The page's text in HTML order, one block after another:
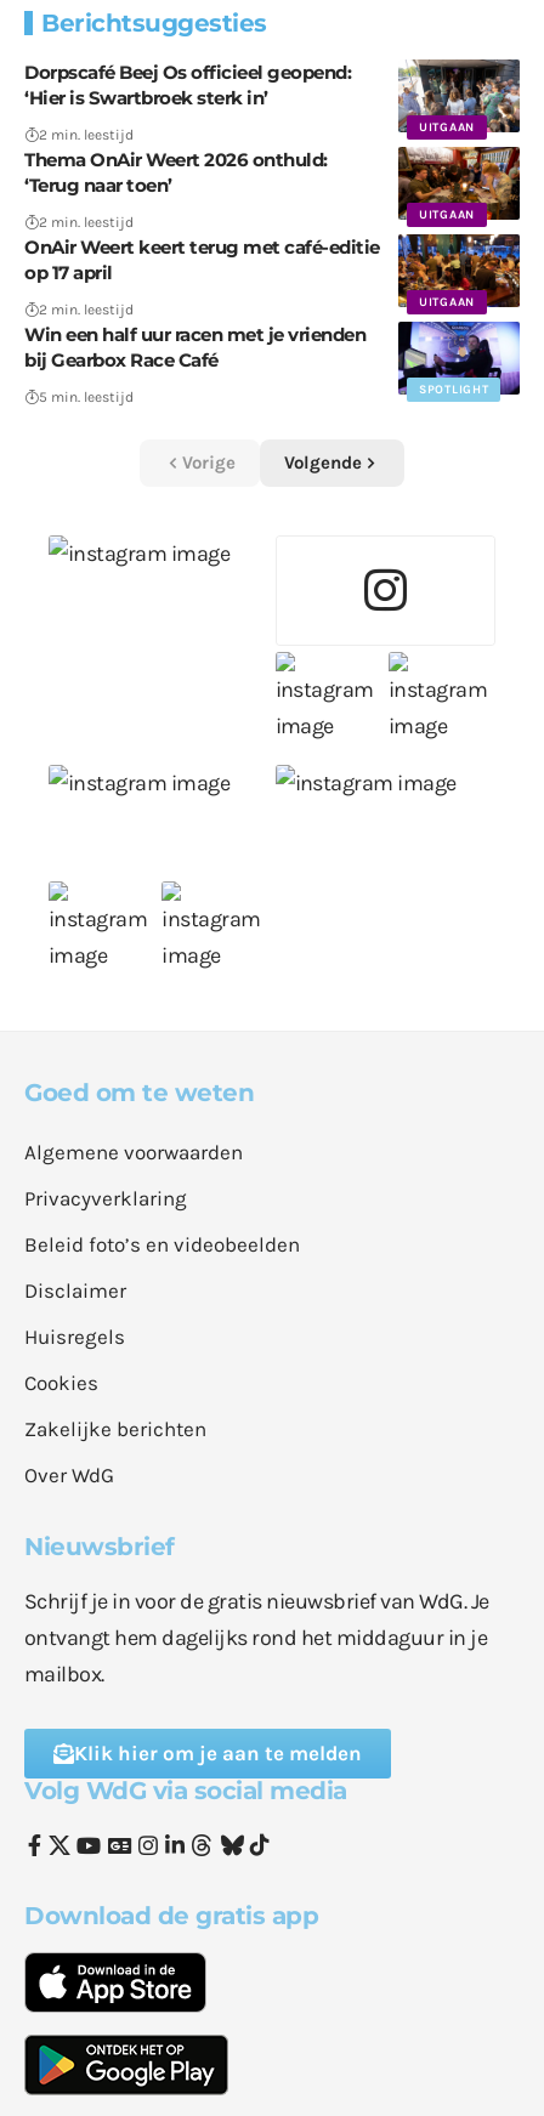
Berichtsuggesties
UITGAAN
Dorpscafé Beej Os officieel geopend:
‘Hier is Swartbroek sterk in’
2 min. leestijd
UITGAAN
Thema OnAir Weert 2026 onthuld:
‘Terug naar toen’
2 min. leestijd
UITGAAN
OnAir Weert keert terug met café-editie
op 17 april
2 min. leestijd
SPOTLIGHT
Win een half uur racen met je vrienden
bij Gearbox Race Café
5 min. leestijd
Vorige Volgende
Goed om te weten
Algemene voorwaarden
Privacyverklaring
Beleid foto’s en videobeelden
Disclaimer
Huisregels
Cookies
Zakelijke berichten
Over WdG
Nieuwsbrief
Schrijf je in voor de gratis nieuwsbrief van WdG. Je
ontvangt hem dagelijks rond het middaguur in je
mailbox.
Klik hier om je aan te melden
Volg WdG via social media
Download de gratis app